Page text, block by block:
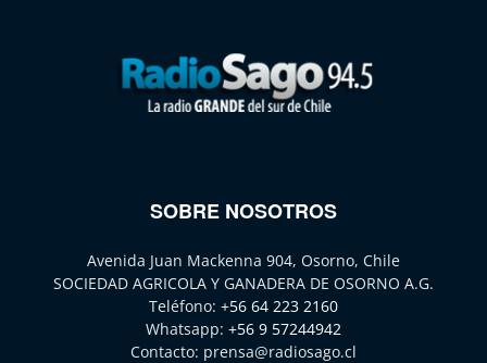
SOBRE NOSOTROS
Avenida Juan Mackenna 904, Osorno, Chile
SOCIEDAD AGRICOLA Y GANADERA DE OSORNO A.G.
Teléfono: +56 64 223 2160
Whatsapp: +56 9 57244942
Contacto: prensa@radiosago.cl